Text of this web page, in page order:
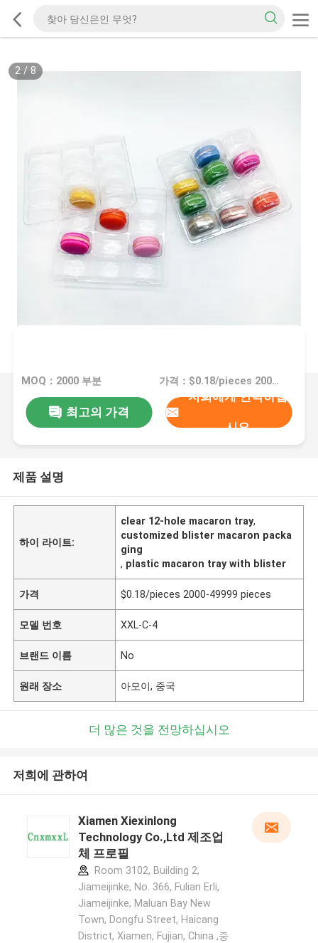
2/ 8
MOQ：2000 부분 가격：$0.18/pieces 2000-49999 pieces
최고의 가격
저희에게 연락하십
시오
제품 설명
하이 라이트:
clear 12-hole macaron tray,
customized blister macaron packa
ging
, plastic macaron tray with blister
가격 $0.18/pieces 2000-49999 pieces
모델 번호 XXL-C-4
브랜드 이름 No
원래 장소 아모이, 중국
더 많은 것을 전망하십시오
저희에 관하여
Xiamen Xiexinlong
Technology Co.,Ltd 제조업
체 프로필
Room 3102, Building 2,
Jiameijinke, No. 366, Fulian Erli,
Jiameijinke, Maluan Bay New
Town, Dongfu Street, Haicang
District, Xiamen, Fujian, China ,중